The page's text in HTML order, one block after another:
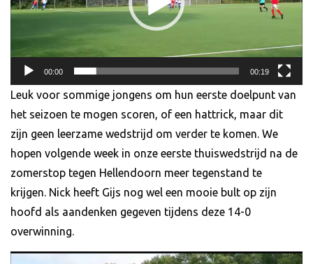
00:00 00:19
Leuk voor sommige jongens om hun eerste doelpunt van
het seizoen te mogen scoren, of een hattrick, maar dit
zijn geen leerzame wedstrijd om verder te komen. We
hopen volgende week in onze eerste thuiswedstrijd na de
zomerstop tegen Hellendoorn meer tegenstand te
krijgen. Nick heeft Gijs nog wel een mooie bult op zijn
hoofd als aandenken gegeven tijdens deze 14-0
overwinning.